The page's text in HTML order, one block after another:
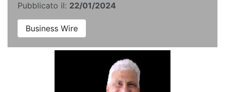
Pubblicato il: 22/01/2024
Business Wire